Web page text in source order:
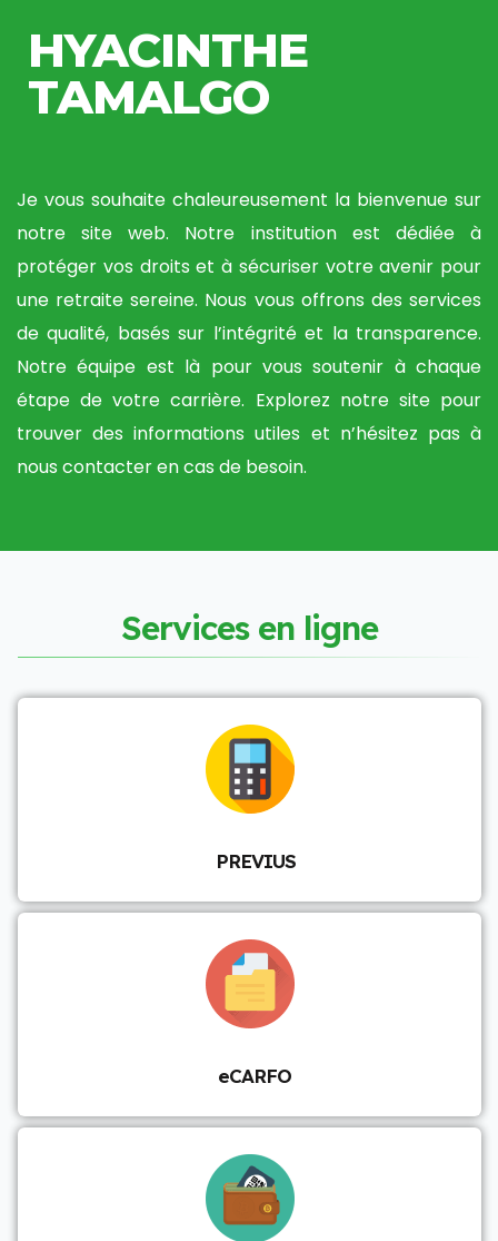
HYACINTHE
TAMALGO
Je vous souhaite chaleureusement la bienvenue sur
notre site web. Notre institution est dédiée à
protéger vos droits et à sécuriser votre avenir pour
une retraite sereine. Nous vous offrons des services
de qualité, basés sur l’intégrité et la transparence.
Notre équipe est là pour vous soutenir à chaque
étape de votre carrière. Explorez notre site pour
trouver des informations utiles et n’hésitez pas à
nous contacter en cas de besoin.
Services en ligne
PREVIUS
eCARFO